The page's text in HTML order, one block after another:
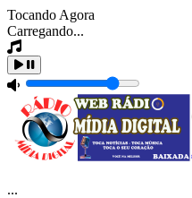
Tocando Agora
Carregando...
...